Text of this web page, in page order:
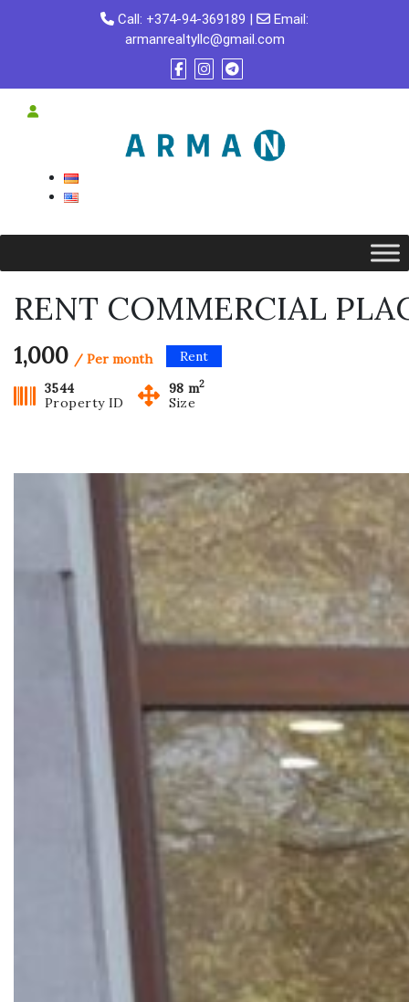
Call: +374-94-369189 |
Email:
armanrealtyllc@gmail.com
RENT COMMERCIAL
1,000 / Per month
Rent
3544
Property ID
98 m2
Size